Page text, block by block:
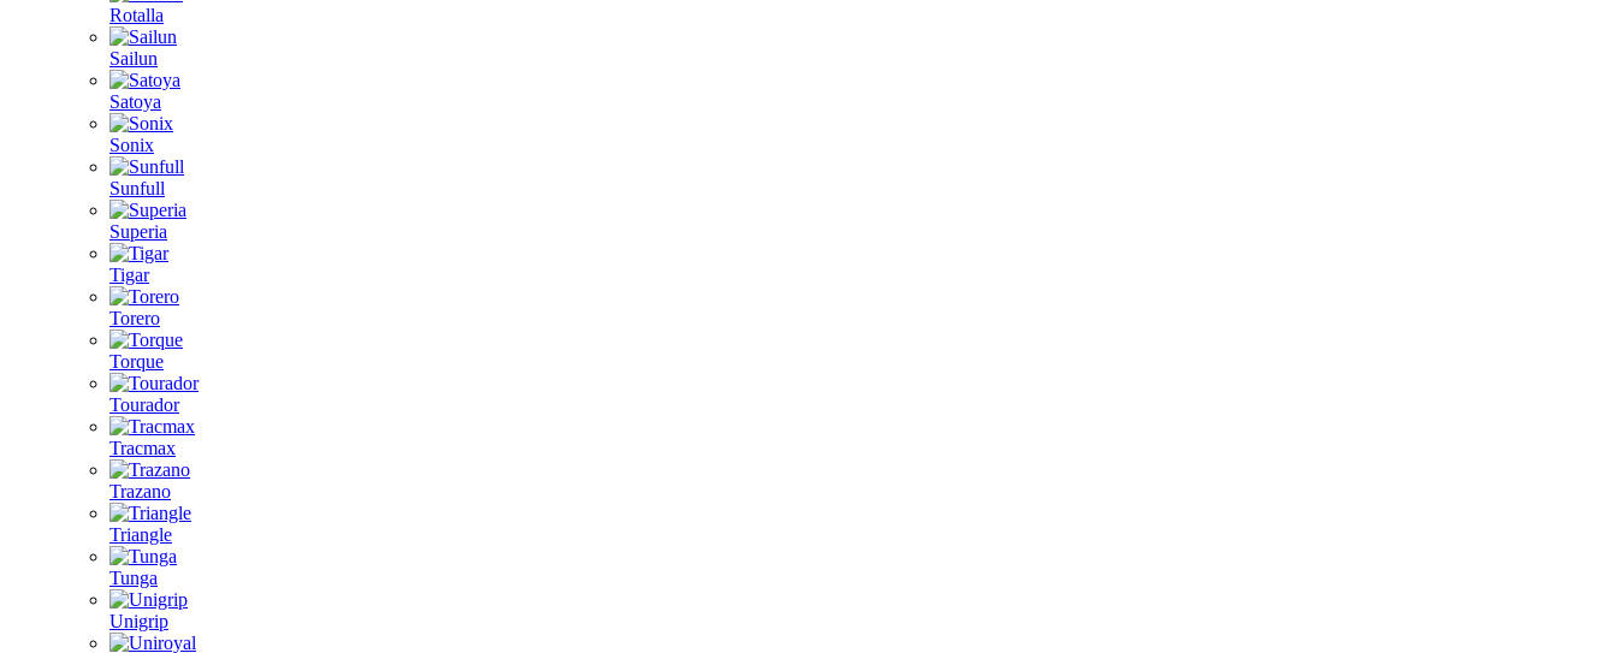
Rotalla
Sailun
Satoya
Sonix
Sunfull
Superia
Tigar
Torero
Torque
Tourador
Tracmax
Trazano
Triangle
Tunga
Unigrip